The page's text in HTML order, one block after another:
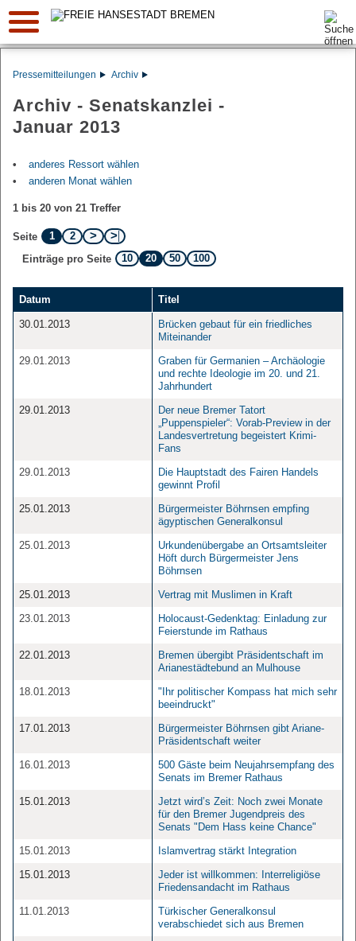
Suche:
Pressemitteilungen Archiv
Archiv - Senatskanzlei -
Januar 2013
anderes Ressort wählen
anderen Monat wählen
1 bis 20 von 21 Treffer
Seite 1
2
Einträge pro Seite
10 20 50 100
Datum Titel
30.01.2013
Brücken gebaut für ein friedliches
Miteinander
29.01.2013
Graben für Germanien – Archäologie
und rechte Ideologie im 20. und 21.
Jahrhundert
29.01.2013
Der neue Bremer Tatort
„Puppenspieler“: Vorab-Preview in der
Landesvertretung begeistert Krimi-
Fans
29.01.2013
Die Hauptstadt des Fairen Handels
gewinnt Profil
25.01.2013
Bürgermeister Böhrnsen empfing
ägyptischen Generalkonsul
25.01.2013
Urkundenübergabe an Ortsamtsleiter
Höft durch Bürgermeister Jens
Böhrnsen
25.01.2013
Vertrag mit Muslimen in Kraft
23.01.2013
Holocaust-Gedenktag: Einladung zur
Feierstunde im Rathaus
22.01.2013
Bremen übergibt Präsidentschaft im
Arianestädtebund an Mulhouse
18.01.2013
"Ihr politischer Kompass hat mich sehr
beeindruckt"
17.01.2013
Bürgermeister Böhrnsen gibt Ariane-
Präsidentschaft weiter
16.01.2013
500 Gäste beim Neujahrsempfang des
Senats im Bremer Rathaus
15.01.2013
Jetzt wird’s Zeit: Noch zwei Monate
für den Bremer Jugendpreis des
Senats "Dem Hass keine Chance"
15.01.2013
Islamvertrag stärkt Integration
15.01.2013
Jeder ist willkommen: Interreligiöse
Friedensandacht im Rathaus
11.01.2013
Türkischer Generalkonsul
verabschiedet sich aus Bremen